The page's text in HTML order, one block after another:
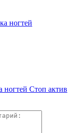
ногтей
ногтей Стоп актив